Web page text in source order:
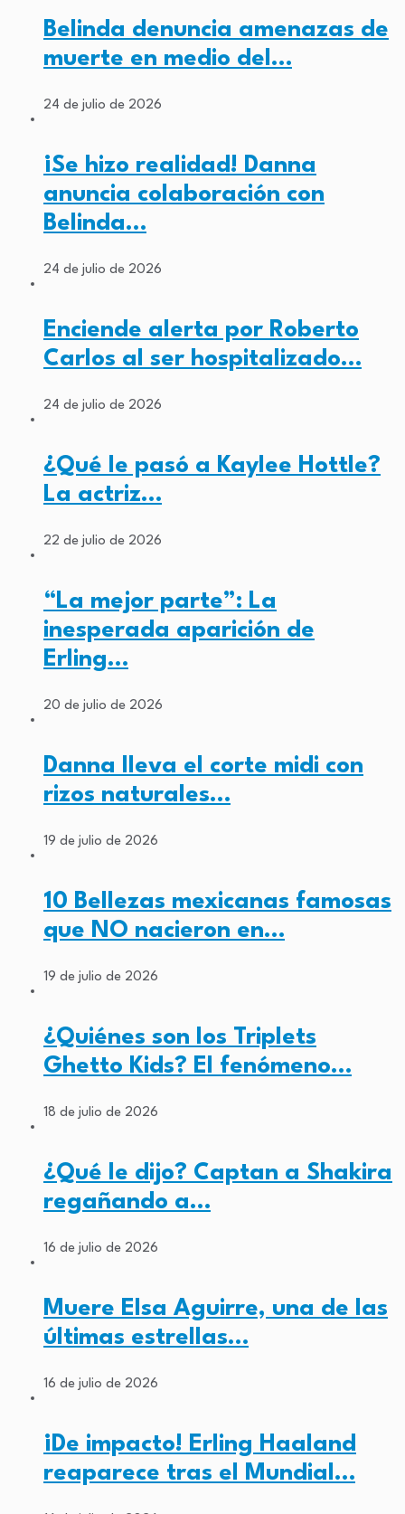
Belinda denuncia amenazas de
muerte en medio del…
24 de julio de 2026
¡Se hizo realidad! Danna
anuncia colaboración con
Belinda…
24 de julio de 2026
Enciende alerta por Roberto
Carlos al ser hospitalizado…
24 de julio de 2026
¿Qué le pasó a Kaylee Hottle?
La actriz…
22 de julio de 2026
“La mejor parte”: La
inesperada aparición de
Erling…
20 de julio de 2026
Danna lleva el corte midi con
rizos naturales…
19 de julio de 2026
10 Bellezas mexicanas famosas
que NO nacieron en…
19 de julio de 2026
¿Quiénes son los Triplets
Ghetto Kids? El fenómeno…
18 de julio de 2026
¿Qué le dijo? Captan a Shakira
regañando a…
16 de julio de 2026
Muere Elsa Aguirre, una de las
últimas estrellas…
16 de julio de 2026
¡De impacto! Erling Haaland
reaparece tras el Mundial…